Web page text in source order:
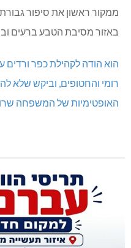
ממקור ראשון את סיפור
באזור מסיבת הטבע ברעים
הוא הודה לקהילת כפר
רומי והחטופים, וביקש שלא
האופטימיות של המשפחה